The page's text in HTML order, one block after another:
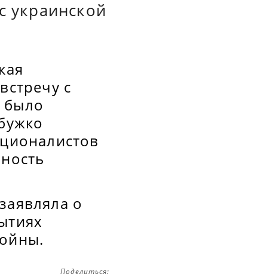
украинской
с
было
о
Поделиться: